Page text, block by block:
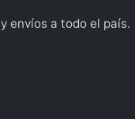
envíos a todo el país.